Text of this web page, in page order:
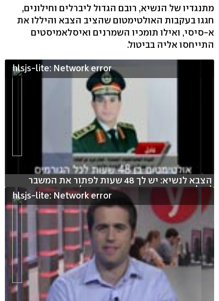
מתנגדיו של הנשיא, רובם הגדול ליברלים וחילונים,
חגגו בעקבות האולטימטום שהציב הצבא והיללו את
א-סיסי, ואילו תומכיו השמרנים ואיסלאמיסטים
התייחסו אליה בביטול.
hlsjs-lite: Network error
הצבא לנשיא: יש לך 48 שעות לפתור את המשבר
(צילום: רויטרס עריכה: אוהד פיטר)
hlsjs-lite: Network error